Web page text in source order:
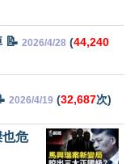
📝 2026/4/28 (44,240
2026/4/19 (32,687次)
危